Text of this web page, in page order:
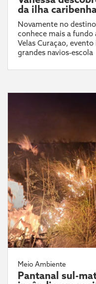
da ilha
Novamente no
conhece mais a fundo
Velas Curaçao,
grandes navios-escola
Meio Ambiente
Pantanal sul-